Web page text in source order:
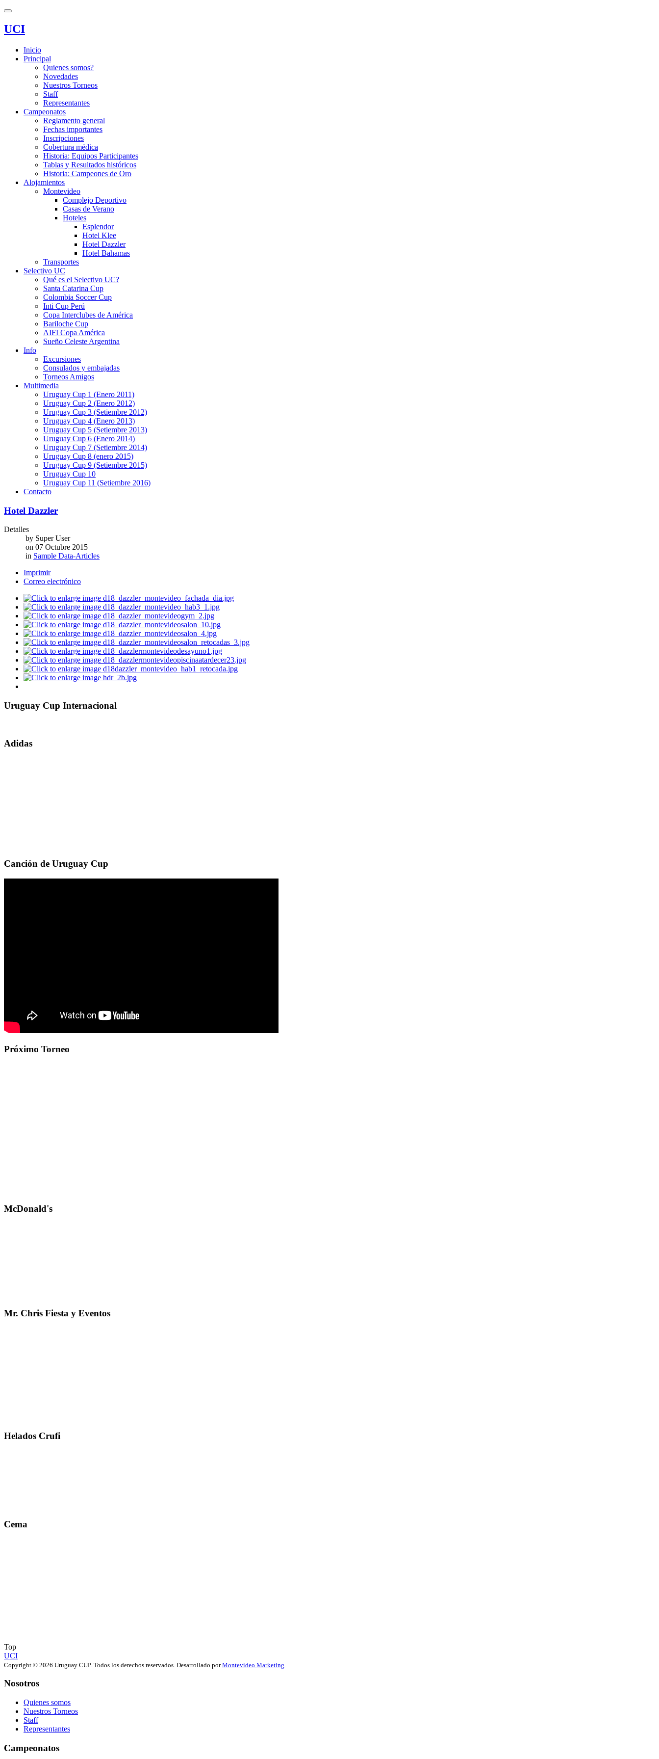
UCI
Inicio
Principal
Quienes somos?
Novedades
Nuestros Torneos
Staff
Representantes
Campeonatos
Reglamento general
Fechas importantes
Inscripciones
Cobertura médica
Historia: Equipos Participantes
Tablas y Resultados históricos
Historia: Campeones de Oro
Alojamientos
Montevideo
Complejo Deportivo
Casas de Verano
Hoteles
Esplendor
Hotel Klee
Hotel Dazzler
Hotel Bahamas
Transportes
Selectivo UC
Qué es el Selectivo UC?
Santa Catarina Cup
Colombia Soccer Cup
Inti Cup Perú
Copa Interclubes de América
Bariloche Cup
AIFI Copa América
Sueño Celeste Argentina
Info
Excursiones
Consulados y embajadas
Torneos Amigos
Multimedia
Uruguay Cup 1 (Enero 2011)
Uruguay Cup 2 (Enero 2012)
Uruguay Cup 3 (Setiembre 2012)
Uruguay Cup 4 (Enero 2013)
Uruguay Cup 5 (Setiembre 2013)
Uruguay Cup 6 (Enero 2014)
Uruguay Cup 7 (Setiembre 2014)
Uruguay Cup 8 (enero 2015)
Uruguay Cup 9 (Setiembre 2015)
Uruguay Cup 10
Uruguay Cup 11 (Setiembre 2016)
Contacto
Hotel Dazzler
Detalles
by Super User
on 07 Octubre 2015
in Sample Data-Articles
Imprimir
Correo electrónico
Uruguay Cup Internacional
Adidas
Canción de Uruguay Cup
Próximo Torneo
McDonald's
Mr. Chris Fiesta y Eventos
Helados Crufi
Cema
Top
UCI
Copyright © 2026 Uruguay CUP. Todos los derechos reservados. Desarrollado porMontevideo Marketing
Nosotros
Quienes somos
Nuestros Torneos
Staff
Representantes
Campeonatos